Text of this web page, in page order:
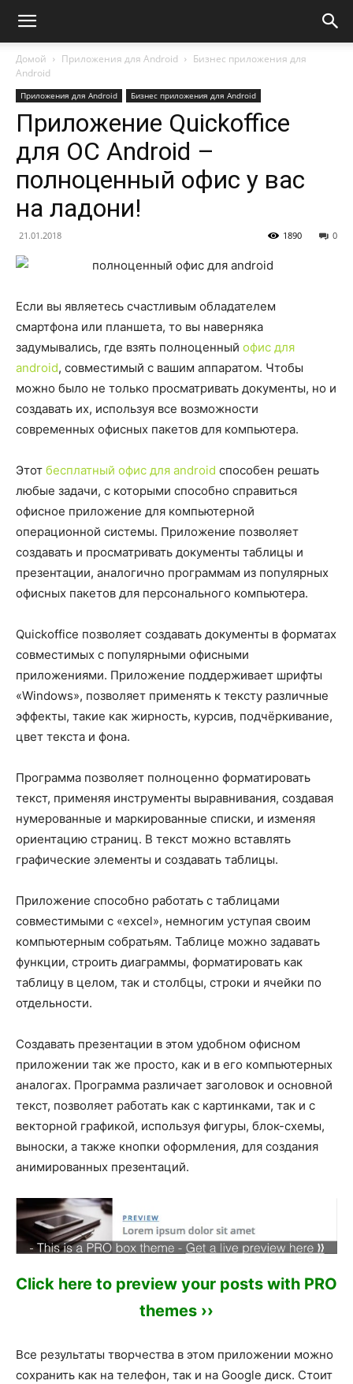
Домой Приложения для Android
Бизнес приложения для
Android
Приложения для Android Бизнес приложения для Android
Приложение Quickoffice
для ОС Android –
полноценный офис у вас
на ладони!
21.01.2018 0
1890
Если вы являетесь счастливым обладателем
смартфона или планшета, то вы наверняка
задумывались, где взять полноценный офис для
android, совместимый с вашим аппаратом. Чтобы
можно было не только просматривать документы, но и
создавать их, используя все возможности
современных офисных пакетов для компьютера.
Этот бесплатный офис для android способен решать
любые задачи, с которыми способно справиться
офисное приложение для компьютерной
операционной системы. Приложение позволяет
создавать и просматривать документы таблицы и
презентации, аналогично программам из популярных
офисных пакетов для персонального компьютера.
Quickoffice позволяет создавать документы в форматах
совместимых с популярными офисными
приложениями. Приложение поддерживает шрифты
«Windows», позволяет применять к тексту различные
эффекты, такие как жирность, курсив, подчёркивание,
цвет текста и фона.
Программа позволяет полноценно форматировать
текст, применяя инструменты выравнивания, создавая
нумерованные и маркированные списки, и изменяя
ориентацию страниц. В текст можно вставлять
графические элементы и создавать таблицы.
Приложение способно работать с таблицами
совместимыми с «excel», немногим уступая своим
компьютерным собратьям. Таблице можно задавать
функции, строить диаграммы, форматировать как
таблицу в целом, так и столбцы, строки и ячейки по
отдельности.
Создавать презентации в этом удобном офисном
приложении так же просто, как и в его компьютерных
аналогах. Программа различает заголовок и основной
текст, позволяет работать как с картинками, так и с
векторной графикой, используя фигуры, блок-схемы,
выноски, а также кнопки оформления, для создания
анимированных презентаций.
Click here to preview your posts with PRO
themes ››
Все результаты творчества в этом приложении можно
сохранить как на телефон, так и на Google диск. Стоит